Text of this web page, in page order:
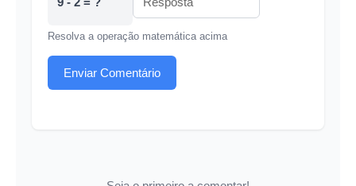
Resolva a operação matemática acima
Enviar Comentário